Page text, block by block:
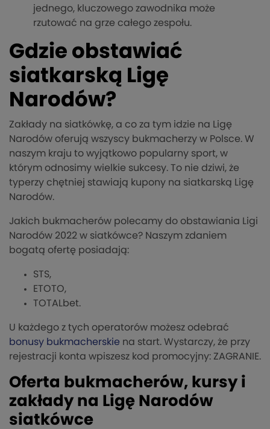
jednego, kluczowego zawodnika może
rzutować na grze całego zespołu.
Gdzie obstawiać
siatkarską Ligę
Narodów?
Zakłady na siatkówkę, a co za tym idzie na Ligę
Narodów oferują wszyscy bukmacherzy w Polsce. W
naszym kraju to wyjątkowo popularny sport, w
którym odnosimy wielkie sukcesy. To nie dziwi, że
typerzy chętniej stawiają kupony na siatkarską Ligę
Narodów.
Jakich bukmacherów polecamy do obstawiania Ligi
Narodów 2022 w siatkówce? Naszym zdaniem
bogatą ofertę posiadają:
STS,
ETOTO,
TOTALbet.
U każdego z tych operatorów możesz odebrać
bonusy bukmacherskie na start. Wystarczy, że przy
rejestracji konta wpiszesz kod promocyjny: ZAGRANIE.
Oferta bukmacherów, kursy i
zakłady na Ligę Narodów
siatkówce